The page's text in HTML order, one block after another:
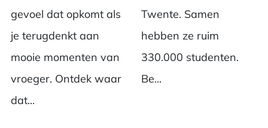
gevoel dat opkomt als
je terugdenkt aan
mooie momenten van
vroeger. Ontdek waar
dat...
Twente. Samen
hebben ze ruim
330.000 studenten.
Be...